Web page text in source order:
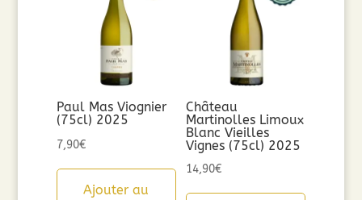
Paul Mas Viognier
(75cl) 2025
7,90€
Ajouter au
Château
Martinolles Limoux
Blanc Vieilles
Vignes (75cl) 2025
14,90€